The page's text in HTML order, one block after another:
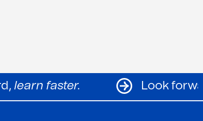
forward,learn faster.